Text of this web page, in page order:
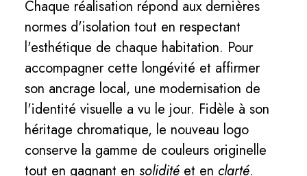
Chaque réalisation répond aux dernières
normes d'isolation tout en respectant
l'esthétique de chaque habitation. Pour
accompagner cette longévité et affirmer
son ancrage local, une modernisation de
l'identité visuelle a vu le jour. Fidèle à son
héritage chromatique, le nouveau logo
conserve la gamme de couleurs originelle
tout en gagnant en solidité et en clarté.